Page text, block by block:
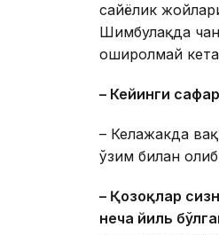
сайёҳлик
Шимбулақда
оширолмай
– Кейинги
– Келажакда
ўзим билан
– Қозоқлар
неча йиль